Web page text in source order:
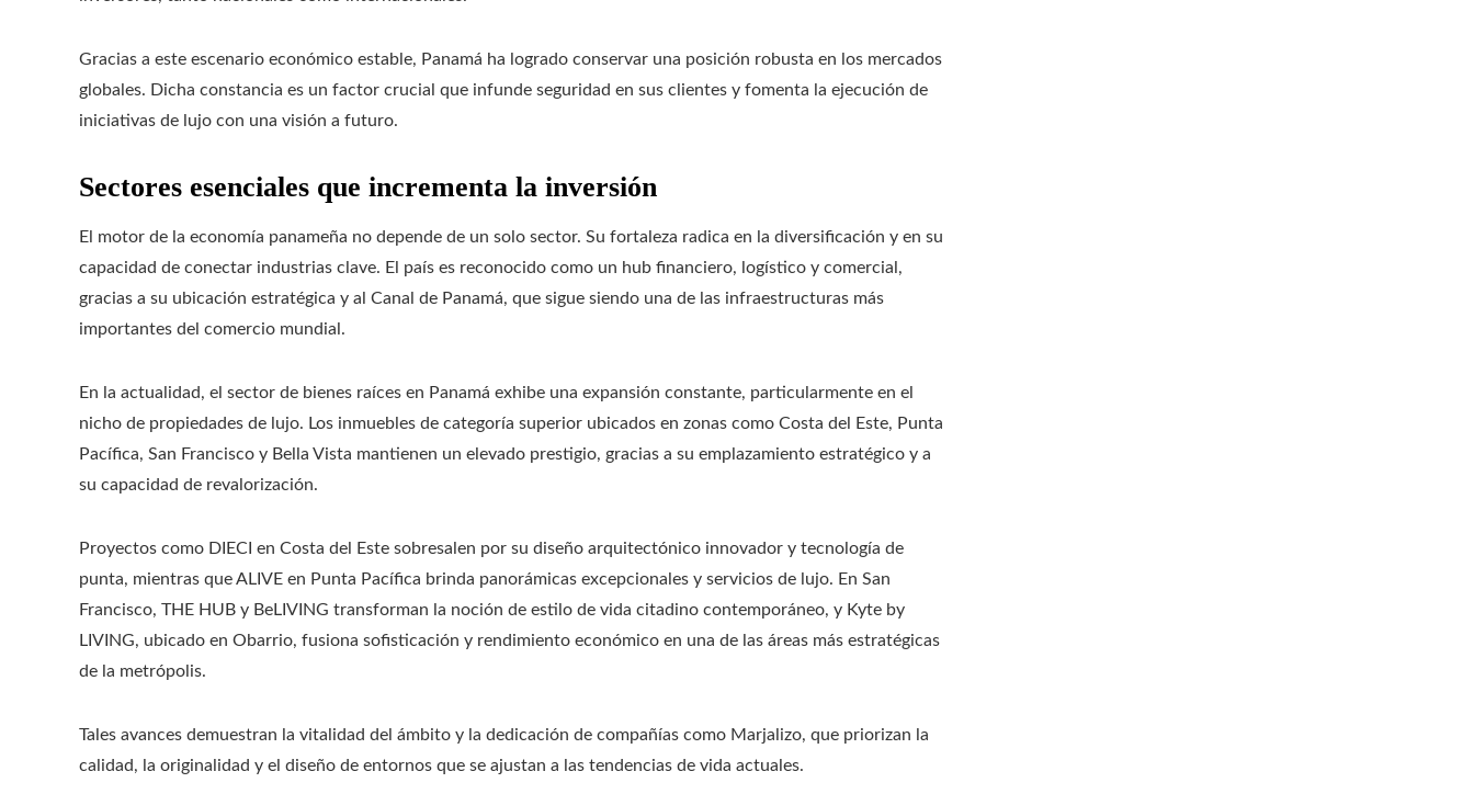
Gracias a este escenario económico estable, Panamá ha logrado conservar una posición robusta en los mercados
globales. Dicha constancia es un factor crucial que infunde seguridad en sus clientes y fomenta la ejecución de
iniciativas de lujo con una visión a futuro.
Sectores esenciales que incrementa la inversión
El motor de la economía panameña no depende de un solo sector. Su fortaleza radica en la diversificación y en su
capacidad de conectar industrias clave. El país es reconocido como un hub financiero, logístico y comercial,
gracias a su ubicación estratégica y al Canal de Panamá, que sigue siendo una de las infraestructuras más
importantes del comercio mundial.
En la actualidad, el sector de bienes raíces en Panamá exhibe una expansión constante, particularmente en el
nicho de propiedades de lujo. Los inmuebles de categoría superior ubicados en zonas como Costa del Este, Punta
Pacífica, San Francisco y Bella Vista mantienen un elevado prestigio, gracias a su emplazamiento estratégico y a
su capacidad de revalorización.
Proyectos como DIECI en Costa del Este sobresalen por su diseño arquitectónico innovador y tecnología de
punta, mientras que ALIVE en Punta Pacífica brinda panorámicas excepcionales y servicios de lujo. En San
Francisco, THE HUB y BeLIVING transforman la noción de estilo de vida citadino contemporáneo, y Kyte by
LIVING, ubicado en Obarrio, fusiona sofisticación y rendimiento económico en una de las áreas más estratégicas
de la metrópolis.
Tales avances demuestran la vitalidad del ámbito y la dedicación de compañías como Marjalizo, que priorizan la
calidad, la originalidad y el diseño de entornos que se ajustan a las tendencias de vida actuales.